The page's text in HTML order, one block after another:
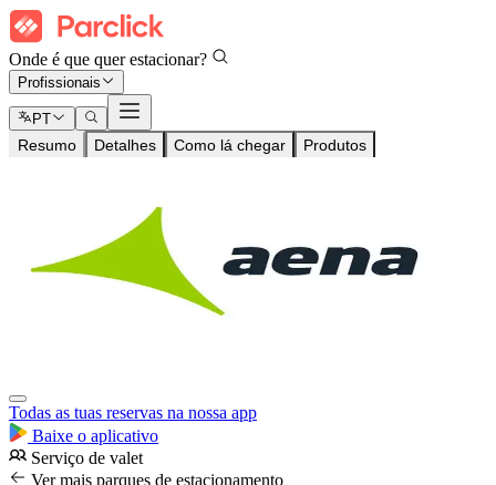
Onde é que quer estacionar?
Profissionais
PT
Resumo Detalhes Como lá chegar Produtos
Todas as tuas reservas na nossa app
Baixe o aplicativo
Serviço de valet
Ver mais parques de estacionamento